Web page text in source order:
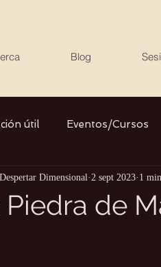
Blog
útil Eventos/Cursos
Entrevistas Libros
Piedra de
Despertar Dimensional 2 sept 2023 1